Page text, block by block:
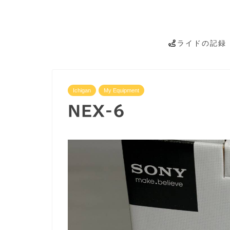
ライドの記録
Ichigan My Equipment
NEX-6